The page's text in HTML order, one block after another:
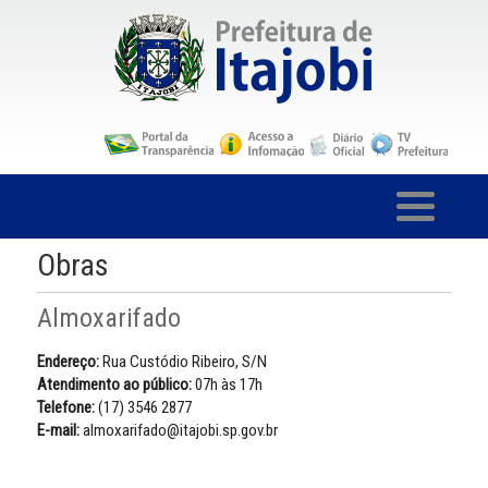
Obras
Almoxarifado
Endereço:Rua Custódio Ribeiro, S/N
Atendimento ao público:07h às 17h
Telefone:(17) 3546 2877
E-mail:almoxarifado@itajobi.sp.gov.br